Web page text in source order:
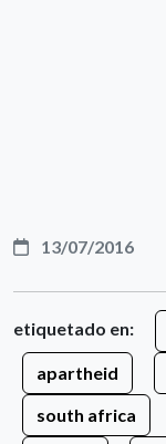
13/07/2016
etiquetado en:
apartheid
south africa